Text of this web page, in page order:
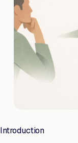
Introduction